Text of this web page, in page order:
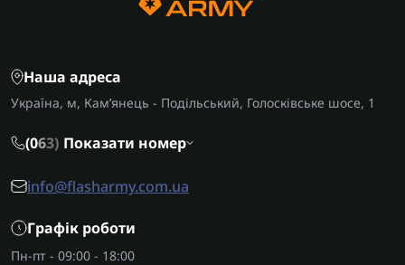
Наша адреса
Україна, м, Кам’янець - Подільський, Голосківське шосе, 1
(063) Показати номер
info@flasharmy.com.ua
Графік роботи
Пн-пт - 09:00 - 18:00